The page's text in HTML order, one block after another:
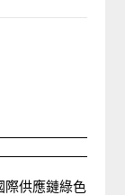
際供應鏈綠色